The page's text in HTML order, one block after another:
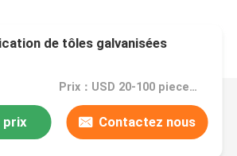
de tôles galvanisées
Prix：USD 20-100 pieces,negotiable
prix Contactez nous